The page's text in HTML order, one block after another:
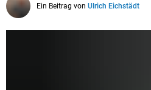
Ein Beitrag von Ulrich Eichstädt